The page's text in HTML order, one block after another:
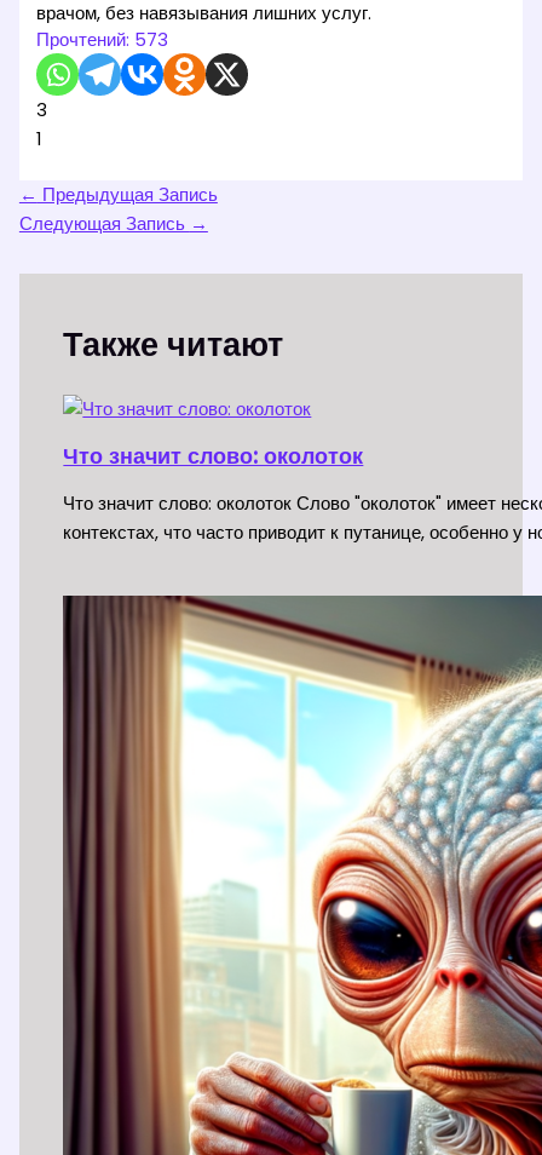
врачом, без навязывания лишних услуг.
Прочтений: 573
3
1
← Предыдущая Запись
Следующая Запись →
Также читают
Что значит слово: околоток
Что значит слово: околоток Слово "околоток" имеет
контекстах, что часто приводит к путанице, особенно у